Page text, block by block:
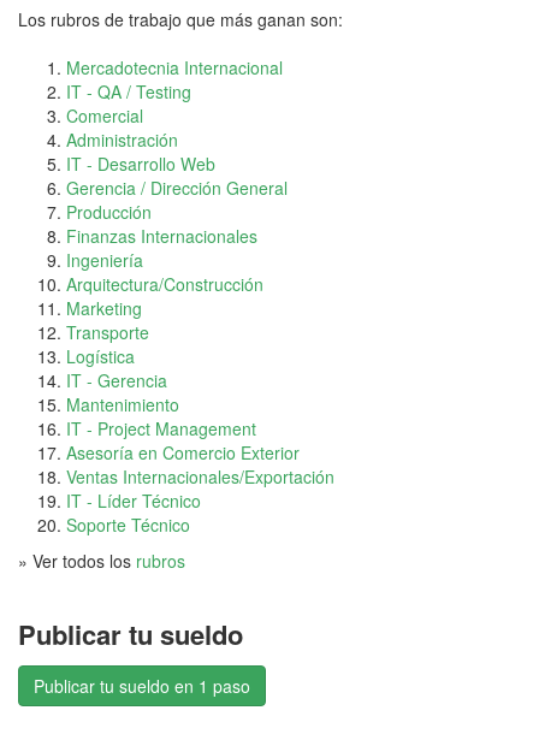
Los rubros de trabajo que más ganan son:
Mercadotecnia Internacional
IT - QA / Testing
Comercial
Administración
IT - Desarrollo Web
Gerencia / Dirección General
Producción
Finanzas Internacionales
Ingeniería
Arquitectura/Construcción
Marketing
Transporte
Logística
IT - Gerencia
Mantenimiento
IT - Project Management
Asesoría en Comercio Exterior
Ventas Internacionales/Exportación
IT - Líder Técnico
Soporte Técnico
» Ver todos los rubros
Publicar tu sueldo
Publicar tu sueldo en 1 paso